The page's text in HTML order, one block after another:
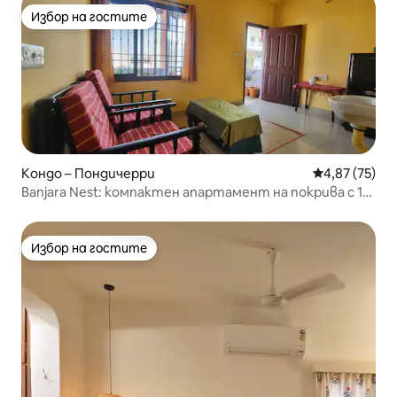
Избор на гостите
Избор на гостите
Кондо – Пондичерри Средна
4,87 (75)
Banjara Nest: компактен апартамент на покрива с 1
Избор на гостите
Избор на гостите